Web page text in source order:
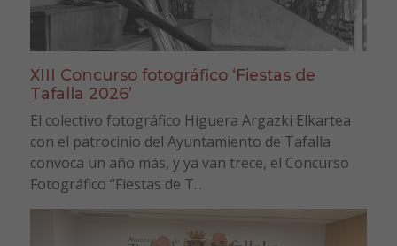
XIII Concurso fotográfico ‘Fiestas de
Tafalla 2026’
El colectivo fotográfico Higuera Argazki Elkartea
con el patrocinio del Ayuntamiento de Tafalla
convoca un año más, y ya van trece, el Concurso
Fotográfico “Fiestas de T...